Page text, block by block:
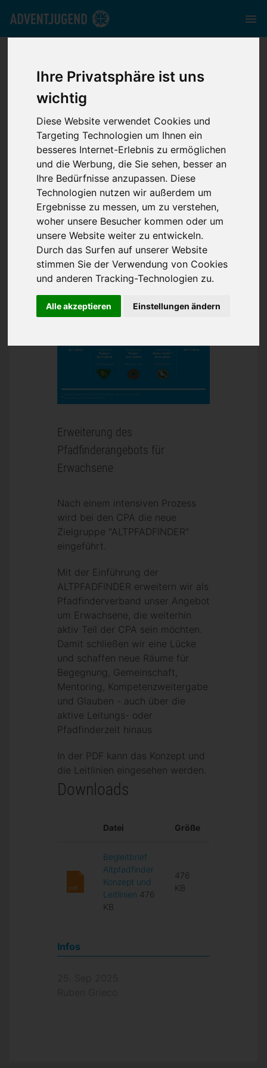
Ihre Privatsphäre ist uns
wichtig
Diese Website verwendet Cookies und
Targeting Technologien um Ihnen ein
besseres Internet-Erlebnis zu ermöglichen
und die Werbung, die Sie sehen, besser an
Ihre Bedürfnisse anzupassen. Diese
Technologien nutzen wir außerdem um
Ergebnisse zu messen, um zu verstehen,
woher unsere Besucher kommen oder um
unsere Website weiter zu entwickeln.
Durch das Surfen auf unserer Website
stimmen Sie der Verwendung von Cookies
und anderen Tracking-Technologien zu.
Alle akzeptieren Einstellungen ändern
CPA - Einführung
neuer
Altersgruppe
"Altpfadfinder"
Erweiterung des
Pfadfinderangebots für
Erwachsene
Nach einem intensiven Prozess
wird bei den CPA die neue
Zielgruppe "ALTPFADFINDER"
eingeführt.
Mit der Einführung der
ALTPFADFINDER erweitern wir als
Pfadfinderverband unser Angebot
um Erwachsene, die weiterhin
aktiv Teil der CPA sein möchten.
Damit schließen wir eine Lücke
und schaffen neue Räume für
Begegnung, Gemeinschaft,
Mentoring, Kompetenzweitergabe
und Glauben - auch über die
aktive Leitungs- oder
Pfadfinderzeit hinaus
In der PDF kann das Konzept und
die Leitlinien eingesehen werden.
Downloads
Datei Größe
pdf
Begleitbrief
Altpfadfinder
Konzept und
Leitlinien 476
KB
476
KB
Infos